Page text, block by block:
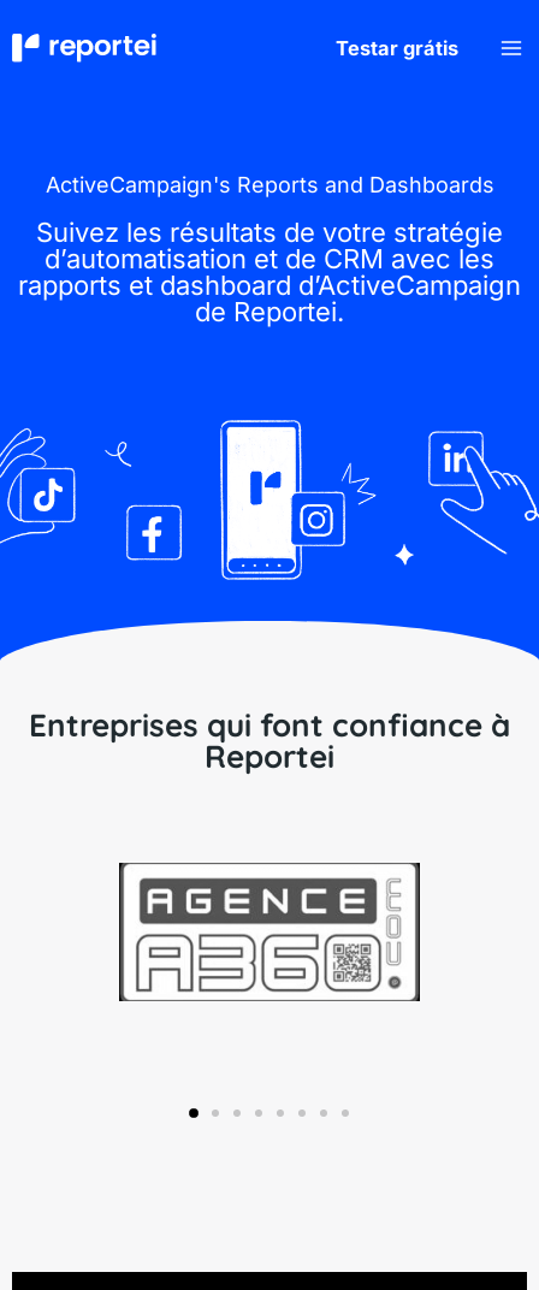
au
contenu
Testar grátis
ActiveCampaign's Reports and Dashboards
Suivez les résultats de votre stratégie
d’automatisation et de CRM avec les
rapports et dashboard d’ActiveCampaign
de Reportei.
Entreprises qui font confiance à
Reportei​